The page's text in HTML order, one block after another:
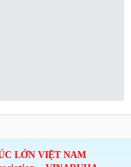
LỚN VIỆT NAM